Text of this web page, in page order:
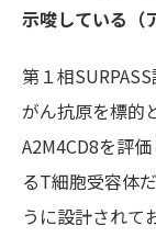
示唆している（
第１相
がん抗原を標的
A2M4CD8を評
るT細胞受容体
うに設計されて